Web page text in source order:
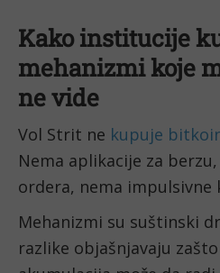
Kako institucije
mehanizmi koje
ne vide
Vol Strit ne kupuje
Nema aplikacije za
ordera, nema
Mehanizmi su suštinski
razlike objašnjavaju